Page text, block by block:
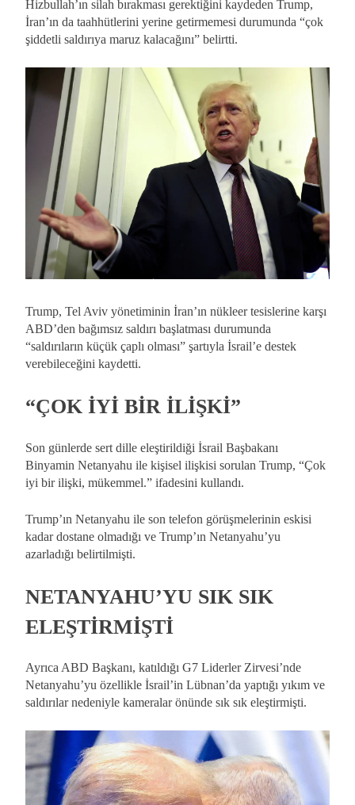
Hizbullah’ın silah bırakması gerektiğini kaydeden Trump,
İran’ın da taahhütlerini yerine getirmemesi durumunda “çok
şiddetli saldırıya maruz kalacağını” belirtti.
Trump, Tel Aviv yönetiminin İran’ın nükleer tesislerine karşı
ABD’den bağımsız saldırı başlatması durumunda
“saldırıların küçük çaplı olması” şartıyla İsrail’e destek
verebileceğini kaydetti.
“ÇOK İYİ BİR İLİŞKİ”
Son günlerde sert dille eleştirildiği İsrail Başbakanı
Binyamin Netanyahu ile kişisel ilişkisi sorulan Trump, “Çok
iyi bir ilişki, mükemmel.” ifadesini kullandı.
Trump’ın Netanyahu ile son telefon görüşmelerinin eskisi
kadar dostane olmadığı ve Trump’ın Netanyahu’yu
azarladığı belirtilmişti.
NETANYAHU’YU SIK SIK
ELEŞTİRMİŞTİ
Ayrıca ABD Başkanı, katıldığı G7 Liderler Zirvesi’nde
Netanyahu’yu özellikle İsrail’in Lübnan’da yaptığı yıkım ve
saldırılar nedeniyle kameralar önünde sık sık eleştirmişti.